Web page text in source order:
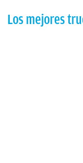
Los mejores